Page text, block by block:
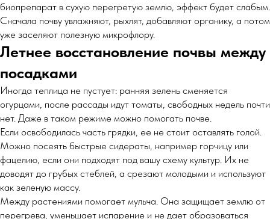
биопрепарат в сухую перегретую землю, эффект будет слабым.
Сначала почву увлажняют, рыхлят, добавляют органику, а потом
уже заселяют полезную микрофлору.
Летнее восстановление почвы между
посадками
Иногда теплица не пустует: ранняя зелень сменяется
огурцами, после рассады идут томаты, свободных недель почти
нет. Даже в таком режиме можно помогать почве.
Если освободилась часть грядки, ее не стоит оставлять голой.
Можно посеять быстрые сидераты, например горчицу или
фацелию, если они подходят под вашу схему культур. Их не
доводят до грубых стеблей, а срезают молодыми и используют
как зеленую массу.
Между растениями помогает мульча. Она защищает землю от
перегрева, уменьшает испарение и не дает образоваться